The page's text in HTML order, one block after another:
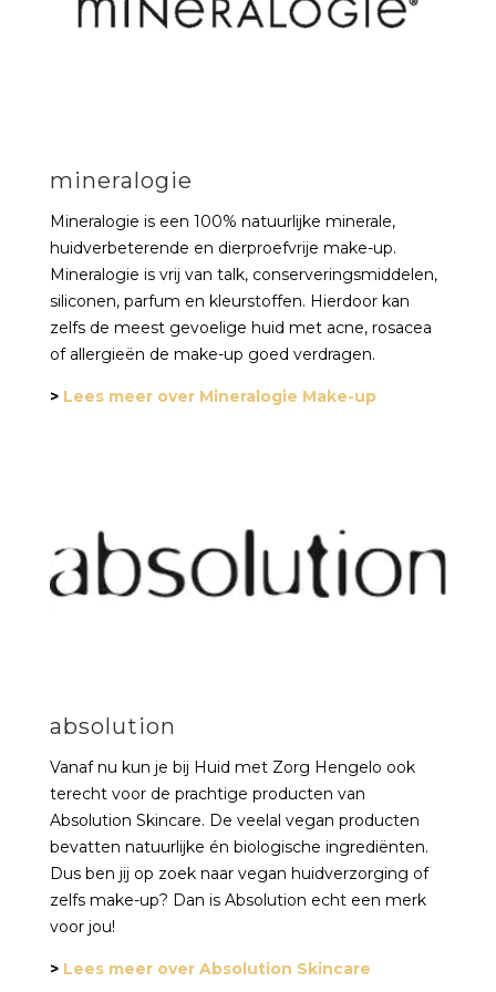
mineralogie
Mineralogie is een 100% natuurlijke minerale,
huidverbeterende en dierproefvrije make-up.
Mineralogie is vrij van talk, conserveringsmiddelen,
siliconen, parfum en kleurstoffen. Hierdoor kan
zelfs de meest gevoelige huid met acne, rosacea
of allergieën de make-up goed verdragen.
> Lees meer over Mineralogie Make-up
absolution
Vanaf nu kun je bij Huid met Zorg Hengelo ook
terecht voor de prachtige producten van
Absolution Skincare. De veelal vegan producten
bevatten natuurlijke én biologische ingrediënten.
Dus ben jij op zoek naar vegan huidverzorging of
zelfs make-up? Dan is Absolution echt een merk
voor jou!
> Lees meer over Absolution Skincare